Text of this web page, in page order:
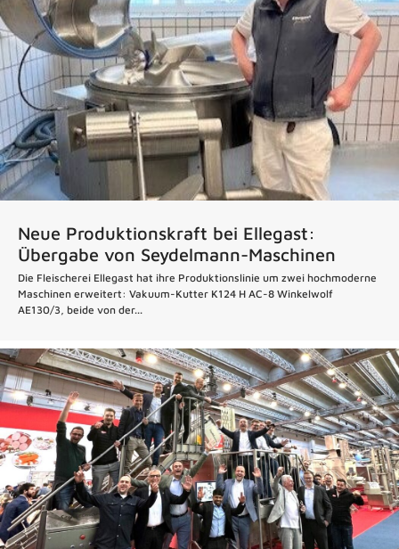
Neue Produktionskraft bei Ellegast:
Übergabe von Seydelmann-Maschinen
Die Fleischerei Ellegast hat ihre Produktionslinie um zwei hochmoderne
Maschinen erweitert: Vakuum-Kutter K124 H AC-8 Winkelwolf
AE130/3, beide von der...